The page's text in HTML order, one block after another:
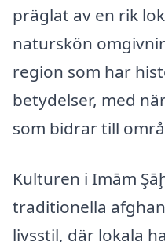
präglat av en rik
naturskön
region som har
betydelser, med
som bidrar till
Kulturen i Imām
traditionella
livsstil, där lokala